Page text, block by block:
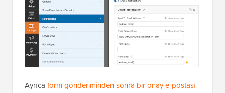
Ayrıca form gönderiminden sonra bir onay e-postası